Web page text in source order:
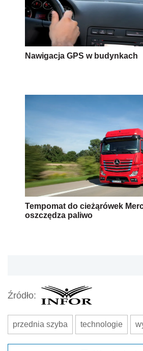
Nawigacja GPS w budynkach
Tempomat do cieżąrówek
oszczędza paliwo
Źródło:
przednia szyba technologie